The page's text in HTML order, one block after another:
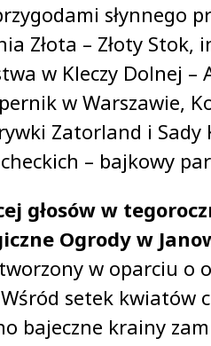
słynnego
Złota – Złoty Stok,
w Kleczy Dolnej –
w Warszawie,
Zatorland i Sady
– bajkowy
głosów w
Ogrody w
w oparciu o
setek kwiatów
bajeczne krainy